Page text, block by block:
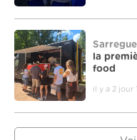
la
food
il y a 2 jour